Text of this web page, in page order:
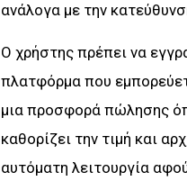
ανάλογα με την
Ο χρήστης πρέπει να
πλατφόρμα που
μια προσφορά πώλησης
καθορίζει την τιμή και
αυτόματη λειτουργία